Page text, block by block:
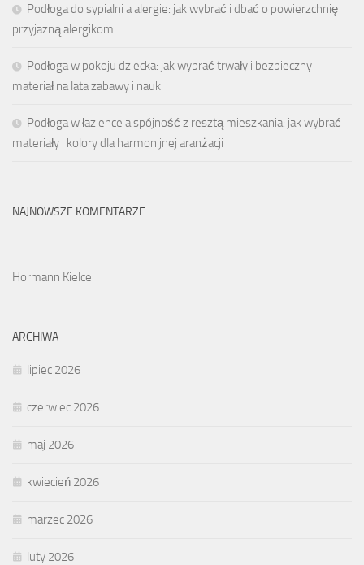
Podłoga do sypialni a alergie: jak wybrać i dbać o powierzchnię
przyjazną alergikom
Podłoga w pokoju dziecka: jak wybrać trwały i bezpieczny
materiał na lata zabawy i nauki
Podłoga w łazience a spójność z resztą mieszkania: jak wybrać
materiały i kolory dla harmonijnej aranżacji
NAJNOWSZE KOMENTARZE
Hormann Kielce
ARCHIWA
lipiec 2026
czerwiec 2026
maj 2026
kwiecień 2026
marzec 2026
luty 2026